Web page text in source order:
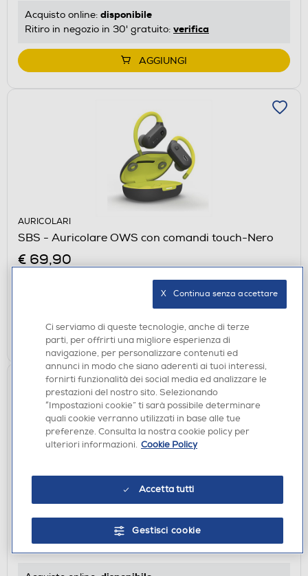
Acquisto online: disponibile
Ritiro in negozio in 30' gratuito: verifica
AGGIUNGI
AURICOLARI
SBS - Auricolare OWS con comandi touch-Nero
€ 69,90
AGGIUNGI
€ 24,90
Ci serviamo di queste tecnologie, anche di terze
parti, per offrirti una migliore esperienza di
navigazione, per personalizzare contenuti ed
annunci in modo che siano aderenti ai tuoi interessi,
fornirti funzionalità dei social media ed analizzare le
prestazioni del nostro sito. Selezionando
“Impostazioni cookie” ti sarà possibile determinare
quali cookie verranno utilizzati in base alle tue
preferenze. Consulta la nostra cookie policy per
ulteriori informazioni. Cookie Policy
Accetta tutti
Gestisci cookie
X   Continua senza accettare